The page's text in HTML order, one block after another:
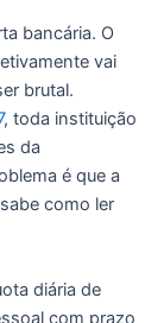
bancária. O
vai
brutal.
, toda instituição
da
é que a
como ler
diária de
com prazo